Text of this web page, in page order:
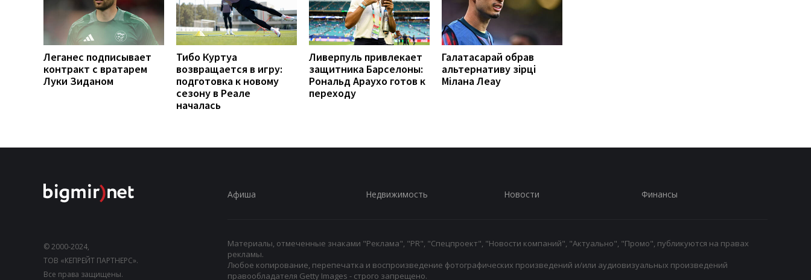
Леганес подписывает
контракт с вратарем
Луки Зиданом
Тибо Куртуа
возвращается в игру:
подготовка к новому
сезону в Реале
началась
Ливерпуль привлекает
защитника Барселоны:
Рональд Араухо готов к
переходу
Галатасарай обрав
альтернативу зірці
Мілана Леау
© 2000-2024,
ТОВ «КЕПРЕЙТ ПАРТНЕРС».
Все права защищены.
Афиша Недвижимость Новости Финансы
Материалы, отмеченные знаками "Реклама", "PR", "Спецпроект", "Новости компаний", "Актуально", "Промо", публикуются на правах
рекламы.
Любое копирование, перепечатка и воспроизведение фотографических произведений и/или аудиовизуальных произведений
правообладателя Getty Images - строго запрещено.